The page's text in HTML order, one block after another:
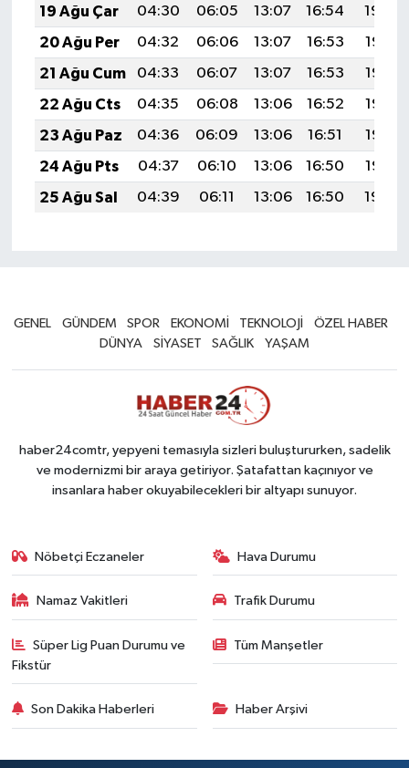
19 Ağu Çar
04:30 06:05 13:07 16:54
19:59
20 Ağu Per
04:32 06:06 13:07 16:53
19:58
21 Ağu Cum
04:33 06:07 13:07 16:53
19:56
22 Ağu Cts
04:35 06:08 13:06 16:52
19:55
23 Ağu Paz
04:36 06:09 13:06 16:51
19:53
24 Ağu Pts
04:37 06:10 13:06 16:50
19:52
25 Ağu Sal
04:39 06:11 13:06 16:50 19:50
GENEL GÜNDEM SPOR EKONOMİ TEKNOLOJİ
ÖZEL HABER
DÜNYA
SİYASET SAĞLIK YAŞAM
haber24comtr, yepyeni temasıyla sizleri buluştururken, sadelik
ve modernizmi bir araya getiriyor. Şatafattan kaçınıyor ve
insanlara haber okuyabilecekleri bir altyapı sunuyor.
Nöbetçi Eczaneler Hava Durumu
Namaz Vakitleri Trafik Durumu
Süper Lig Puan Durumu ve
Fikstür
Tüm Manşetler
Son Dakika Haberleri Haber Arşivi